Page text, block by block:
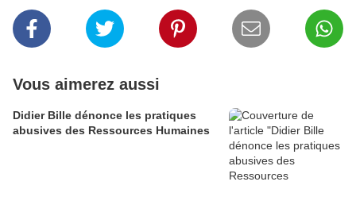
Vous aimerez aussi
Didier Bille dénonce les pratiques
abusives des Ressources Humaines